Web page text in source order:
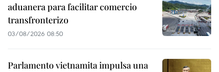
aduanera para facilitar comercio
transfronterizo
03/08/2026 08:50
Parlamento vietnamita impulsa una